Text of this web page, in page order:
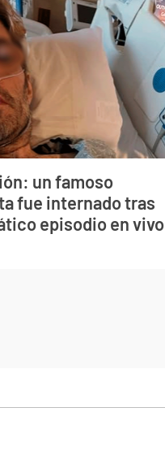
un famoso
fue internado tras
episodio en vivo